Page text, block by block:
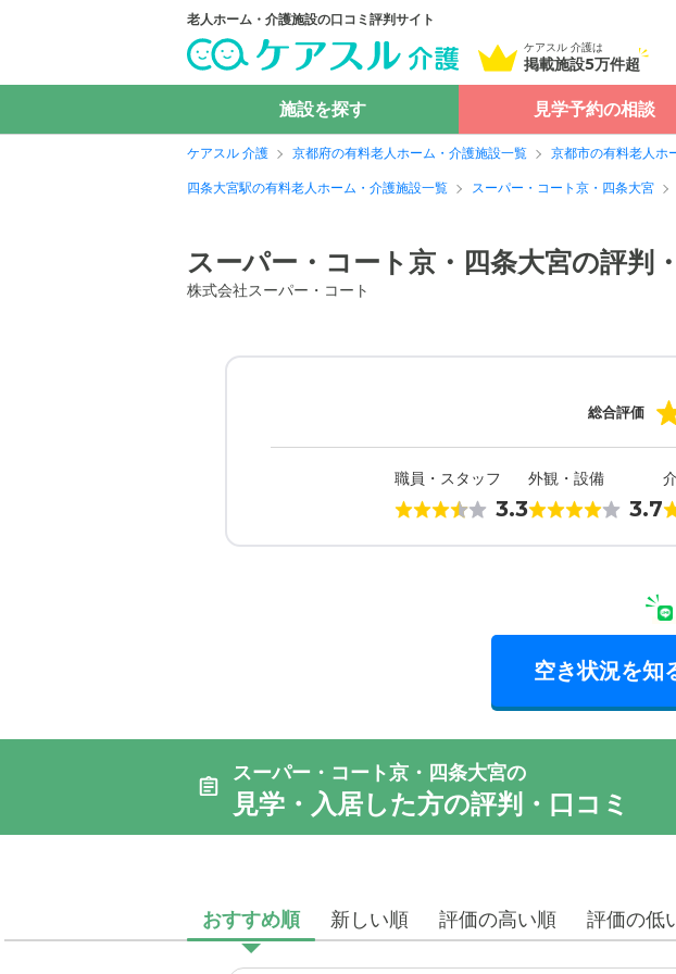
老人ホーム・介護施設の口コミ評判サイト
ケアスル 介護は
掲載施設5万件超
施設を探す 見学予約の相談
ケアスル 介護 京都府の有料老人ホーム・介護施設一覧 京都市の有料老人ホ
四条大宮駅の有料老人ホーム・介護施設一覧 スーパー・コート京・四条大宮
スーパー・コート京・四条大宮の評判
株式会社スーパー・コート
総合評価
職員・スタッフ
3.3
外観・設備
3.7
空き状況を知
スーパー・コート京・四条大宮の
見学・入居した方の評判・口コミ
おすすめ順 新しい順 評価の高い順 評価の低